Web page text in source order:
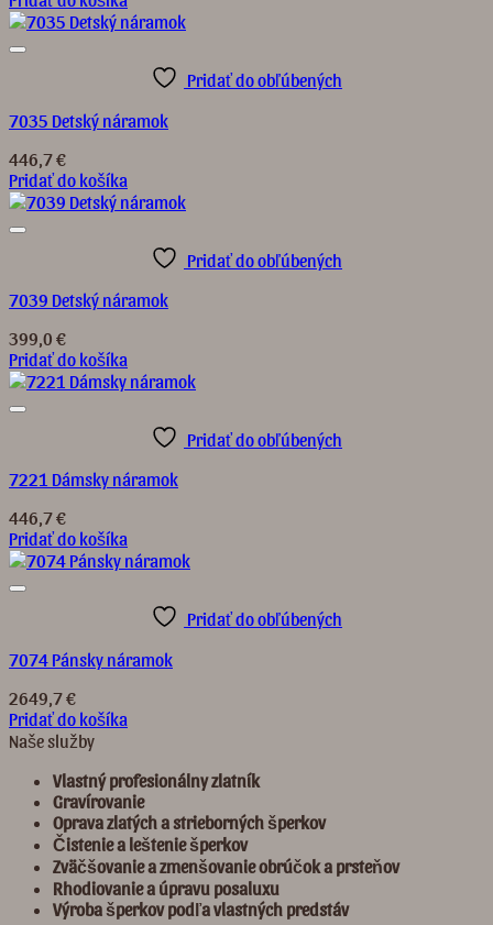
Pridať do obľúbených
7035 Detský náramok
446,7€
Pridať do košíka
Pridať do obľúbených
7039 Detský náramok
399,0 €
Pridať do košíka
Pridať do obľúbených
7221 Dámsky náramok
446,7€
Pridať do košíka
Pridať do obľúbených
7074 Pánsky náramok
2649,7€
Pridať do košíka
Naše služby
Vlastný profesionálny zlatník
Gravírovanie
Oprava zlatých a strieborných šperkov
Čistenie a leštenie šperkov
Zväčšovanie a zmenšovanie obrúčok a prsteňov
Rhodiovanie a úpravu posaluxu
Výroba šperkov podľa vlastných predstáv